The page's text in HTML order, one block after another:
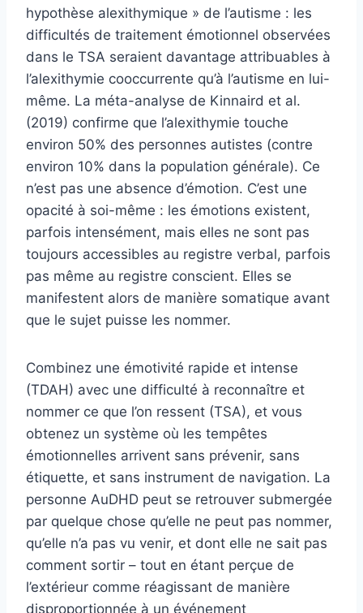
hypothèse alexithymique » de l’autisme : les
difficultés de traitement émotionnel observées
dans le TSA seraient davantage attribuables à
l’alexithymie cooccurrente qu’à l’autisme en lui-
même. La méta-analyse de Kinnaird et al.
(2019) confirme que l’alexithymie touche
environ 50% des personnes autistes (contre
environ 10% dans la population générale). Ce
n’est pas une absence d’émotion. C’est une
opacité à soi-même : les émotions existent,
parfois intensément, mais elles ne sont pas
toujours accessibles au registre verbal, parfois
pas même au registre conscient. Elles se
manifestent alors de manière somatique avant
que le sujet puisse les nommer.
Combinez une émotivité rapide et intense
(TDAH) avec une difficulté à reconnaître et
nommer ce que l’on ressent (TSA), et vous
obtenez un système où les tempêtes
émotionnelles arrivent sans prévenir, sans
étiquette, et sans instrument de navigation. La
personne AuDHD peut se retrouver submergée
par quelque chose qu’elle ne peut pas nommer,
qu’elle n’a pas vu venir, et dont elle ne sait pas
comment sortir – tout en étant perçue de
l’extérieur comme réagissant de manière
disproportionnée à un événement